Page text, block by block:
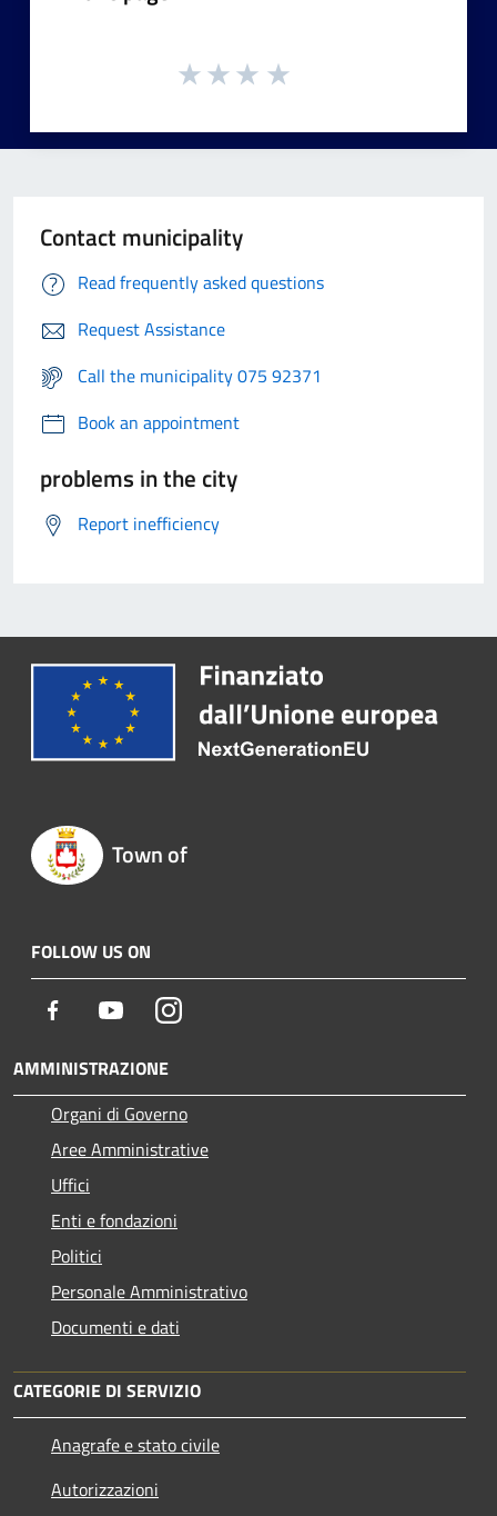
Contact municipality
Read frequently asked questions
Request Assistance
Call the municipality 075 92371
Book an appointment
problems in the city
Report inefficiency
Town of
FOLLOW US ON
Facebook YoutubeInstagram
AMMINISTRAZIONE
Organi di Governo
Aree Amministrative
Uffici
Enti e fondazioni
Politici
Personale Amministrativo
Documenti e dati
CATEGORIE DI SERVIZIO
Anagrafe e stato civile
Autorizzazioni